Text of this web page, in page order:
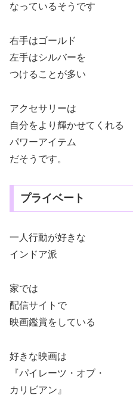
なっているそうです
右手はゴールド
左手はシルバーを
つけることが多い
アクセサリーは
自分をより輝かせてくれる
パワーアイテム
だそうです。
プライベート
一人行動が好きな
インドア派
家では
配信サイトで
映画鑑賞をしている
好きな映画は
『パイレーツ・オブ・
カリビアン』